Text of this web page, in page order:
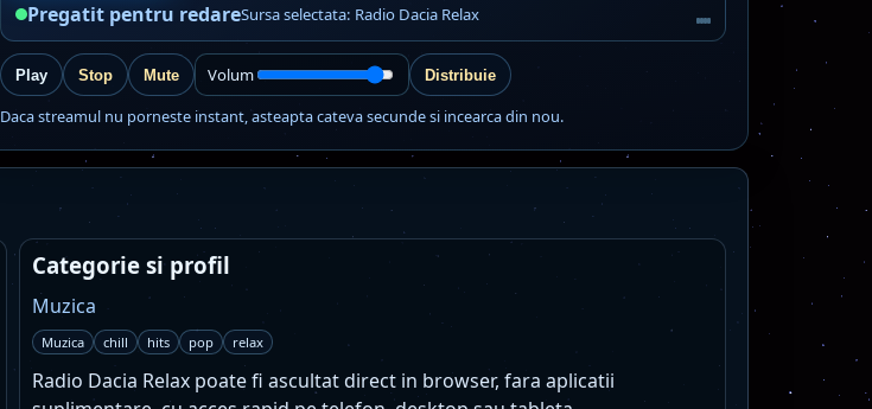
Pregatit pentru redareSursa selectata: Radio Dacia Relax
Play Stop Mute Volum Distribuie
Daca streamul nu porneste instant, asteapta cateva secunde si incearca din nou.
Categorie si profil
Muzica
Muzica chill hits pop relax
Radio Dacia Relax poate fi ascultat direct in browser, fara aplicatii